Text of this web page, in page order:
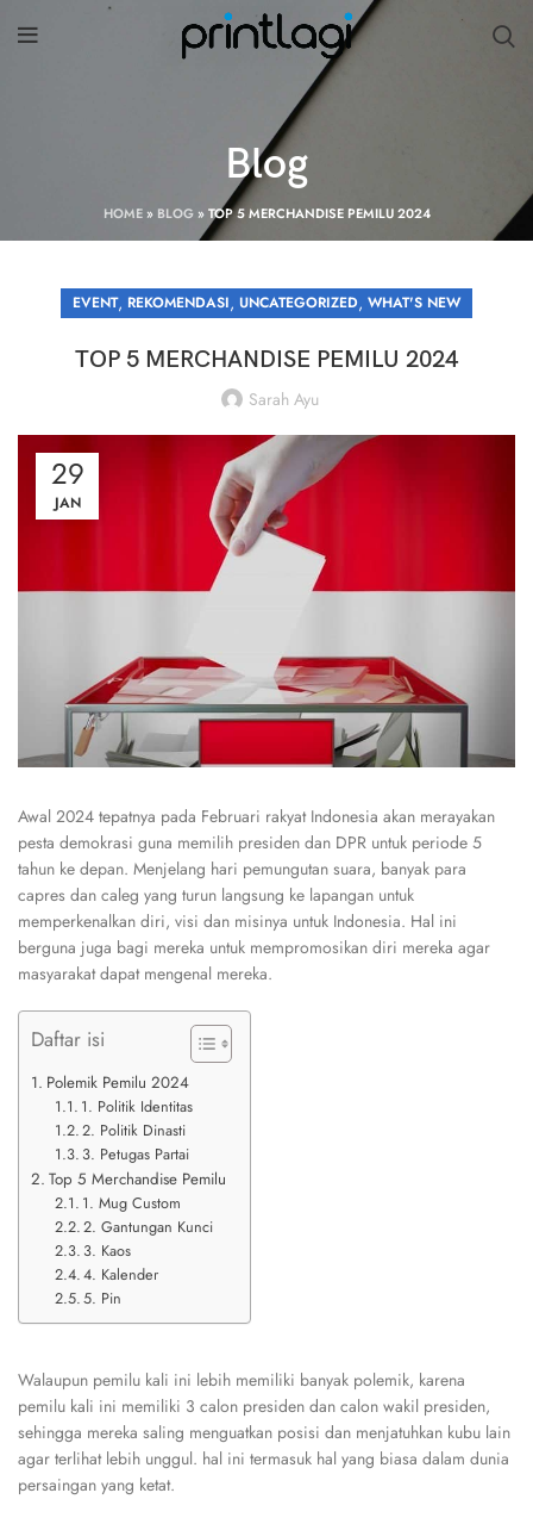
Blog
HOME» BLOG»TOP 5 MERCHANDISE PEMILU 2024
EVENT, REKOMENDASI, UNCATEGORIZED, WHAT'S NEW
TOP 5 MERCHANDISE PEMILU 2024
Sarah Ayu
29
JAN
Awal 2024 tepatnya pada Februari rakyat Indonesia akan merayakan
pesta demokrasi guna memilih presiden dan DPR untuk periode 5
tahun ke depan. Menjelang hari pemungutan suara, banyak para
capres dan caleg yang turun langsung ke lapangan untuk
memperkenalkan diri, visi dan misinya untuk Indonesia. Hal ini
berguna juga bagi mereka untuk mempromosikan diri mereka agar
masyarakat dapat mengenal mereka.
Daftar isi
Polemik Pemilu 2024
1. Politik Identitas
2. Politik Dinasti
3. Petugas Partai
Top 5 Merchandise Pemilu
1. Mug Custom
2. Gantungan Kunci
3. Kaos
4. Kalender
5. Pin
Walaupun pemilu kali ini lebih memiliki banyak polemik, karena
pemilu kali ini memiliki 3 calon presiden dan calon wakil presiden,
sehingga mereka saling menguatkan posisi dan menjatuhkan kubu lain
agar terlihat lebih unggul. hal ini termasuk hal yang biasa dalam dunia
persaingan yang ketat.